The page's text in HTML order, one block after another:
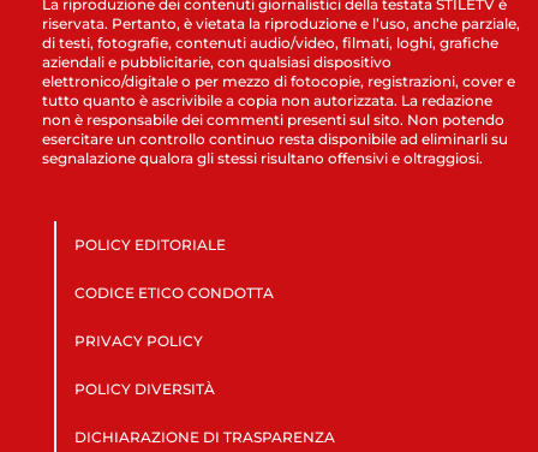
La riproduzione dei contenuti giornalistici della testata STILETV è
riservata. Pertanto, è vietata la riproduzione e l’uso, anche parziale,
di testi, fotografie, contenuti audio/video, filmati, loghi, grafiche
aziendali e pubblicitarie, con qualsiasi dispositivo
elettronico/digitale o per mezzo di fotocopie, registrazioni, cover e
tutto quanto è ascrivibile a copia non autorizzata. La redazione
non è responsabile dei commenti presenti sul sito. Non potendo
esercitare un controllo continuo resta disponibile ad eliminarli su
segnalazione qualora gli stessi risultano offensivi e oltraggiosi.
POLICY EDITORIALE
CODICE ETICO CONDOTTA
PRIVACY POLICY
POLICY DIVERSITÀ
DICHIARAZIONE DI TRASPARENZA